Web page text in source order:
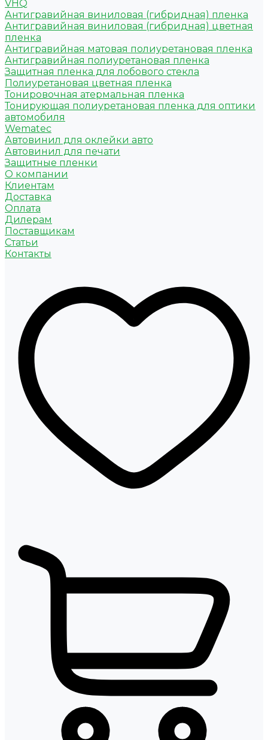
VHQ
Антигравийная виниловая (гибридная) пленка
Антигравийная виниловая (гибридная) цветная
пленка
Антигравийная матовая полиуретановая пленка
Антигравийная полиуретановая пленка
Защитная пленка для лобового стекла
Полиуретановая цветная пленка
Тонировочная атермальная пленка
Тонирующая полиуретановая пленка для оптики
автомобиля
Wematec
Автовинил для оклейки авто
Автовинил для печати
Защитные пленки
О компании
Клиентам
Доставка
Оплата
Дилерам
Поставщикам
Статьи
Контакты